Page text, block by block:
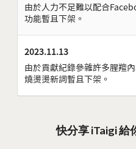
由於人力不足難以配合
功能暫且下架。
2023.11.13
由於貢獻紀錄參雜許多腥羶
燒燙燙新詞暫且下架。
快分享 iTaigi 給